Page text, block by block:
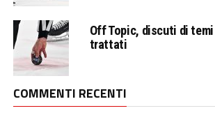
Off Topic, discuti di
trattati
COMMENTI RECENTI